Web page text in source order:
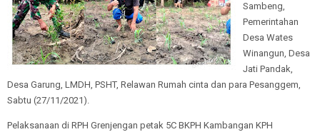
Sambeng,
Pemerintahan
Desa Wates
Winangun, Desa
Jati Pandak,
Desa Garung, LMDH, PSHT, Relawan Rumah cinta dan para Pesanggem,
Sabtu (27/11/2021).
Pelaksanaan di RPH Grenjengan petak 5C BKPH Kambangan KPH